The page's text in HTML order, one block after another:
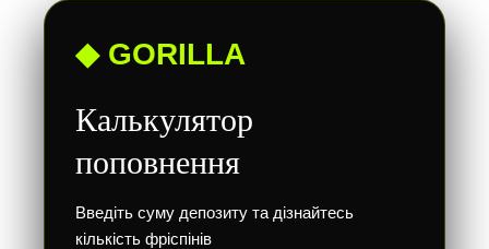
◆ GORILLA
Калькулятор
поповнення
Введіть суму депозиту та дізнайтесь
кількість фріспінів